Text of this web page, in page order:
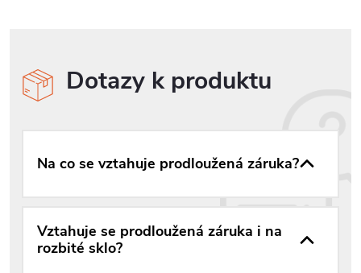
Dotazy k produktu
Na co se vztahuje prodloužená záruka?
Vztahuje se prodloužená záruka i na
rozbité sklo?